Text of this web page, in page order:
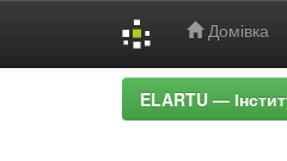
Домівка
ELARTU —